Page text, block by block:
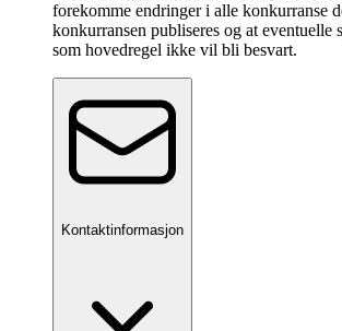
forekomme endringer i alle konkurranse
konkurransen publiseres og at eventuelle
som hovedregel ikke vil bli besvart.
Kontaktinformasjon